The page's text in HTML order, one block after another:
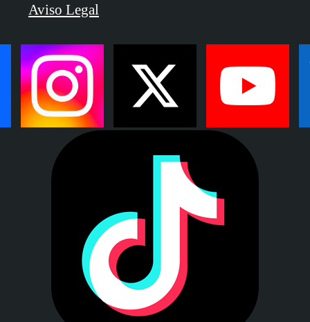
Aviso Legal